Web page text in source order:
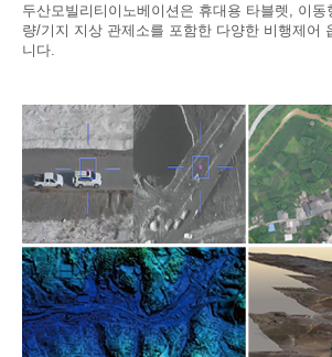
두산모빌리티이노베이션은 휴대용 타블렛, 이
량/기지 지상 관제소를 포함한 다양한 비행제어
니다.